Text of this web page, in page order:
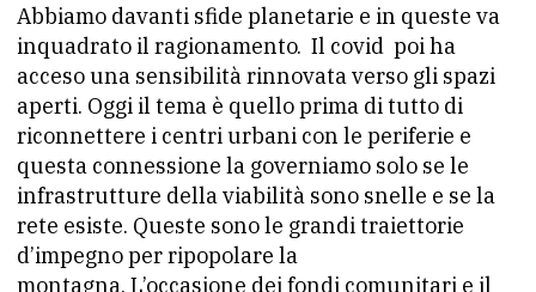
Abbiamo davanti sfide planetarie e in queste va
inquadrato il ragionamento. Il covid poi ha
acceso una sensibilità rinnovata verso gli spazi
aperti. Oggi il tema è quello prima di tutto di
riconnettere i centri urbani con le periferie e
questa connessione la governiamo solo se le
infrastrutture della viabilità sono snelle e se la
rete esiste. Queste sono le grandi traiettorie
d’impegno per ripopolare la
montagna. L’occasione dei fondi comunitari e il